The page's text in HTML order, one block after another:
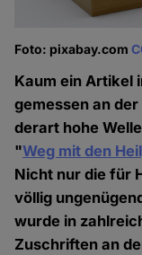
Foto: pixabay.com
Kaum ein Artikel
gemessen an
derart hohe
"Weg mit den
Nicht nur die für
völlig
wurde in
Zuschriften an